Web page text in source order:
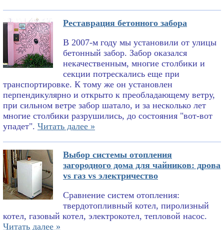
Реставрация бетонного забора
В 2007-м году мы установили от улицы
бетонный забор. Забор оказался
некачественным, многие столбики и
секции потрескались еще при
транспортировке. К тому же он установлен
перпендикулярно и открыто к преобладающему ветру,
при сильном ветре забор шатало, и за несколько лет
многие столбики разрушились, до состояния "вот-вот
упадет". Читать далее »
Выбор системы отопления
загородного дома для чайников: дрова
vs газ vs электричество
Сравнение систем отопления:
твердотопливный котел, пиролизный
котел, газовый котел, электрокотел, тепловой насос.
Читать далее »